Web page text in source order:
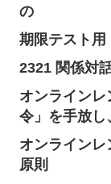
の
期限テスト用
2321 関係対
オンライン
令」を手放し
オンライン
原則